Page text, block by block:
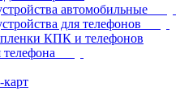
автомобильные
для телефонов
КПК и телефонов
телефона